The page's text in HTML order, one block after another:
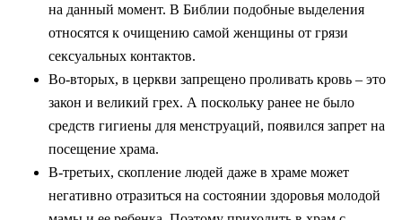
на данный момент. В Библии подобные выделения
относятся к очищению самой женщины от грязи
сексуальных контактов.
Во-вторых, в церкви запрещено проливать кровь – это
закон и великий грех. А поскольку ранее не было
средств гигиены для менструаций, появился запрет на
посещение храма.
В-третьих, скопление людей даже в храме может
негативно отразиться на состоянии здоровья молодой